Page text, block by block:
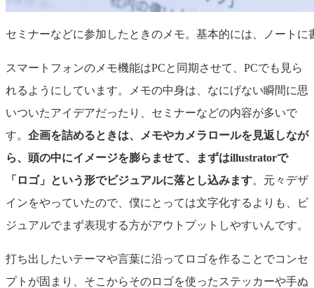
セミナーなどに参加したときのメモ。基本的には、ノート
スマートフォンのメモ機能はPCと同期させて、PCでも見ら
れるようにしています。メモの中身は、なにげない瞬間に思
いついたアイデアだったり、セミナーなどの内容が多いで
す。 企画を詰めるときは、メモやカメラロールを見返しなが
ら、頭の中にイメージを膨らませて、まずはillustratorで
「ロゴ」という形でビジュアルに落とし込みます。元々デザ
インをやっていたので、僕にとっては文字化するよりも、ビ
ジュアルでまず表現する方がアウトプットしやすいんです。
打ち出したいテーマや言葉に沿ってロゴを作ることでコンセ
プトが固まり、そこからそのロゴを使ったステッカーや手ぬ